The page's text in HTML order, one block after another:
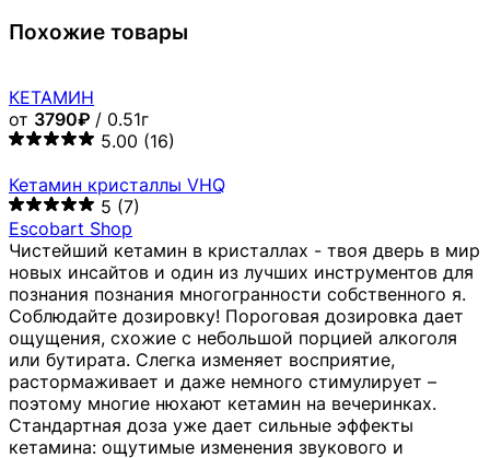
Похожие товары
КЕТАМИН
от 3790₽ / 0.51г
5.00 (16)
Кетамин кристаллы VHQ
5 (7)
Escobart Shop
Чистейший кетамин в кристаллах - твоя дверь в мир
новых инсайтов и один из лучших инструментов для
познания познания многогранности собственного я.
Соблюдайте дозировку! Пороговая дозировка дает
ощущения, схожие с небольшой порцией алкоголя
или бутирата. Слегка изменяет восприятие,
растормаживает и даже немного стимулирует –
поэтому многие нюхают кетамин на вечеринках.
Стандартная доза уже дает сильные эффекты
кетамина: ощутимые изменения звукового и